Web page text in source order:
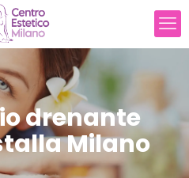
drenante
Milano